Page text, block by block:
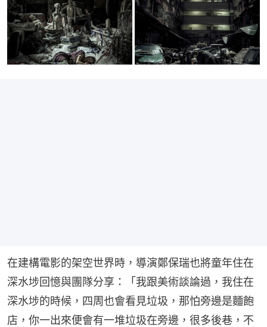
在建構電影的架空世界時，導演鄭保瑞也將童年住在
深水埗回憶與團隊分享：「我跟美術談論過，我住在
深水埗的時候，四周也會看見垃圾，那怕旁邊是麵飽
店，你一出來便會有一堆垃圾在旁邊，很多後巷，不